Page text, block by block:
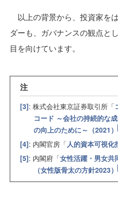
以上の背景から、投資家を
ダーも、ガバナンスの観点と
目を向けています。
注
[3]: 株式会社東京証券取引所「
コード ～会社の持続的な
の向上のために～（2021）
[4]: 内閣官房「 人的資本可視化
[5]: 内閣府「女性活躍・男女共
（女性版骨太の方針2023）